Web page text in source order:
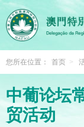
您所在位置： 首页 >
中葡论坛
贸活动